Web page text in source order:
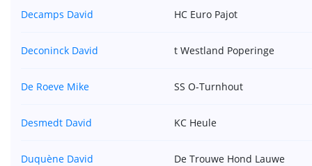
Decamps David HC Euro Pajot
Deconinck David t Westland Poperinge
De Roeve Mike SS O-Turnhout
Desmedt David KC Heule
Duquène David De Trouwe Hond Lauwe